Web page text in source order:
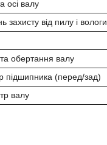
осі валу
захисту від пилу і вологи
обертання валу
підшипника (перед/зад)
валу